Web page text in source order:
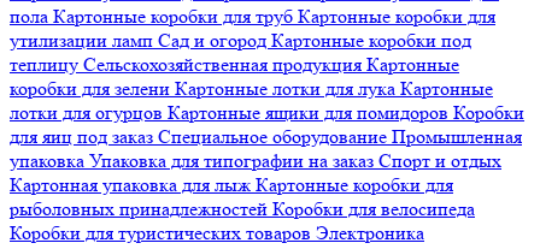
пола Картонные коробки для труб Картонные коробки для
утилизации ламп Сад и огород Картонные коробки под
теплицу Сельскохозяйственная продукция Картонные
коробки для зелени Картонные лотки для лука Картонные
лотки для огурцов Картонные ящики для помидоров Коробки
для яиц под заказ Специальное оборудование Промышленная
упаковка Упаковка для типографии на заказ Спорт и отдых
Картонная упаковка для лыж Картонные коробки для
рыболовных принадлежностей Коробки для велосипеда
Коробки для туристических товаров Электроника